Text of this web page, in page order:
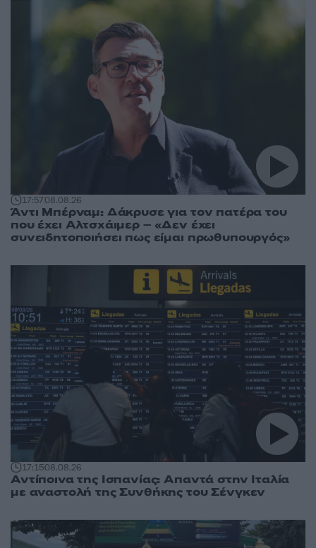
17:5708.08.26
Άντι Μπέρναμ: Δάκρυσε για τον πατέρα του
που έχει Αλτσχάιμερ – «Δεν έχει
συνειδητοποιήσει πως είμαι πρωθυπουργός»
17:1508.08.26
Αντίποινα της Ισπανίας: Απαντά στην Ιταλία
με αναστολή της Συνθήκης του Σένγκεν